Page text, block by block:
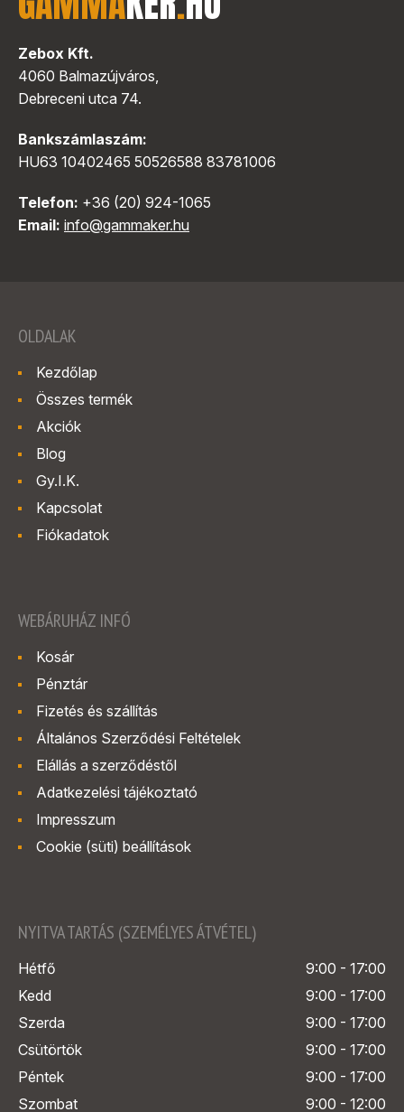
Zebox Kft.
4060 Balmazújváros,
Debreceni utca 74.
Bankszámlaszám:
HU63 10402465 50526588 83781006
Telefon: +36 (20) 924-1065
Email: info@gammaker.hu
OLDALAK
Kezdőlap
Összes termék
Akciók
Blog
Gy.I.K.
Kapcsolat
Fiókadatok
WEBÁRUHÁZ INFÓ
Kosár
Pénztár
Fizetés és szállítás
Általános Szerződési Feltételek
Elállás a szerződéstől
Adatkezelési tájékoztató
Impresszum
Cookie (süti) beállítások
NYITVA TARTÁS (SZEMÉLYES ÁTVÉTEL)
Hétfő
9:00 - 17:00
Kedd
9:00 - 17:00
Szerda
9:00 - 17:00
Csütörtök
9:00 - 17:00
Péntek
9:00 - 17:00
Szombat
9:00 - 12:00